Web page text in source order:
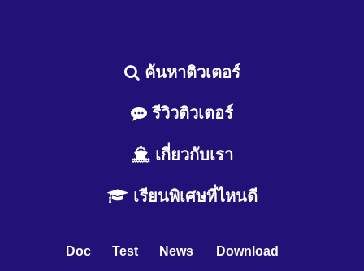
ค้นหาติวเตอร์
รีวิวติวเตอร์
เกี่ยวกับเรา
เรียนพิเศษที่ไหนดี
Doc Test News Download